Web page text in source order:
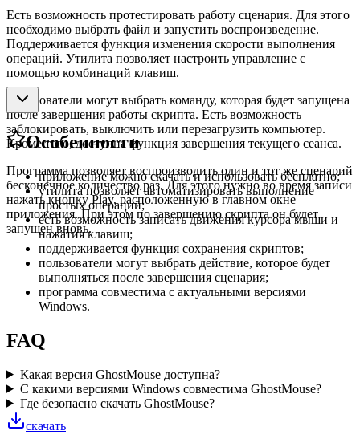
Есть возможность протестировать работу сценария. Для этого
необходимо выбрать файл и запустить воспроизведение.
Поддерживается функция изменения скорости выполнения
операций. Утилита позволяет настроить управление с
помощью комбинаций клавиш.
Пользователи могут выбрать команду, которая будет запущена
после завершения работы скрипта. Есть возможность
заблокировать, выключить или перезагрузить компьютер.
Кроме того, доступна функция завершения текущего сеанса.
Программа позволяет воспроизводить один и тот же сценарий
бесконечное количество раз. Для этого нужно во время записи
нажать кнопку Play, расположенную в главном окне
приложения. При этом по завершению скрипта он будет
запущен вновь.
Особенности
приложение можно скачать и использовать бесплатно;
утилита позволяет автоматизировать выполнение
простых операций;
есть возможность записать движения курсора мыши и
нажатия клавиш;
поддерживается функция сохранения скриптов;
пользователи могут выбрать действие, которое будет
выполняться после завершения сценария;
программа совместима с актуальными версиями
Windows.
FAQ
Какая версия GhostMouse доступна?
С какими версиями Windows совместима GhostMouse?
Где безопасно скачать GhostMouse?
скачать